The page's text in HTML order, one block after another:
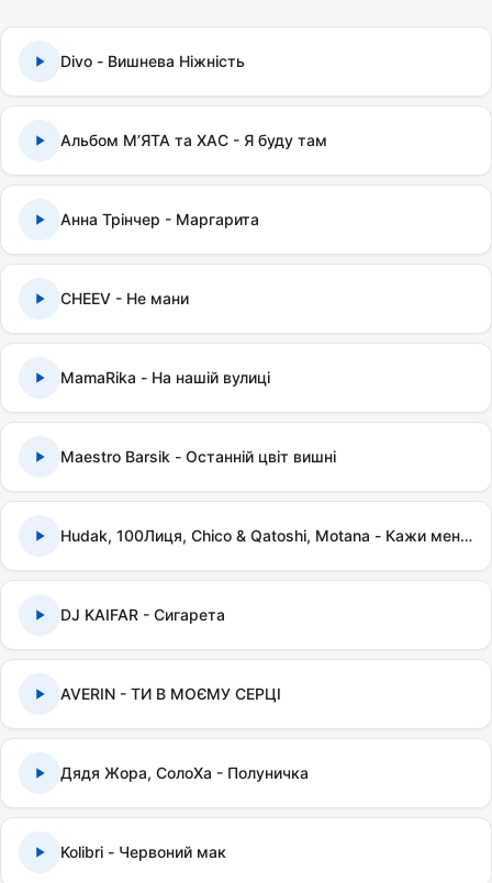
Divo - Вишнева Ніжність
Альбом МʼЯТА та ХАС - Я буду там
Анна Трінчер - Маргарита
CHEEV - Не мани
MamaRika - На нашій вулиці
Maestro Barsik - Останній цвіт вишні
Hudak, 100Лиця, Chico & Qatoshi, Motana - Кажи мені правду
DJ KAIFAR - Сигарета
AVERIN - ТИ В МОЄМУ СЕРЦІ
Дядя Жора, СолоХа - Полуничка
Kolibri - Червоний мак